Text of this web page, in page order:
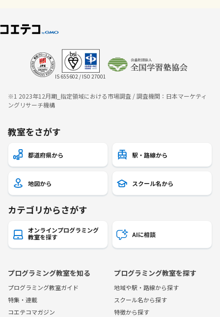
IS 655602 / ISO 27001
※1 2023年12月期_指定領域における市場調査 / 調査機関：日本マーケティ
ングリサーチ機構
教室をさがす
都道府県から 駅・路線から
地図から スクール名から
カテゴリからさがす
オンラインプログラミング
教室を探す
AIに相談
プログラミング教室を知る
プログラミング教室ガイド
特集・連載
コエテコマガジン
プログラミング教室を探す
地域や駅・路線から探す
スクール名から探す
特徴から探す